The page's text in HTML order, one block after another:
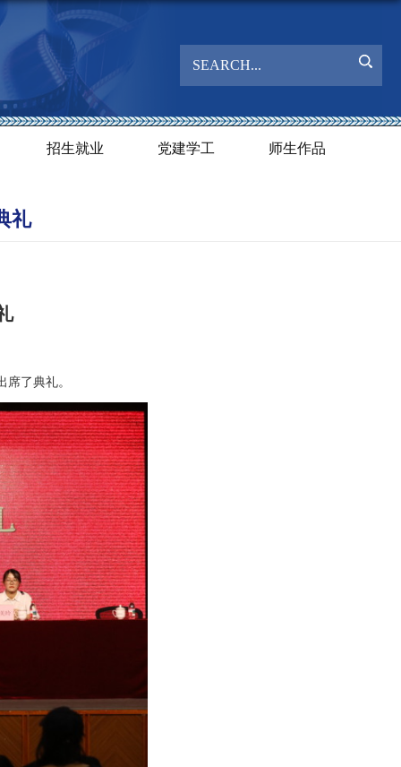
招生就业 党建学工 师生作品
礼
席了典礼。